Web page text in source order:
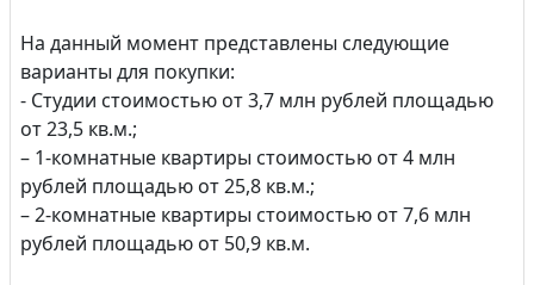
На данный момент представлены следующие
варианты для покупки:
- Студии стоимостью от 3,7 млн рублей площадью
от 23,5 кв.м.;
– 1-комнатные квартиры стоимостью от 4 млн
рублей площадью от 25,8 кв.м.;
– 2-комнатные квартиры стоимостью от 7,6 млн
рублей площадью от 50,9 кв.м.